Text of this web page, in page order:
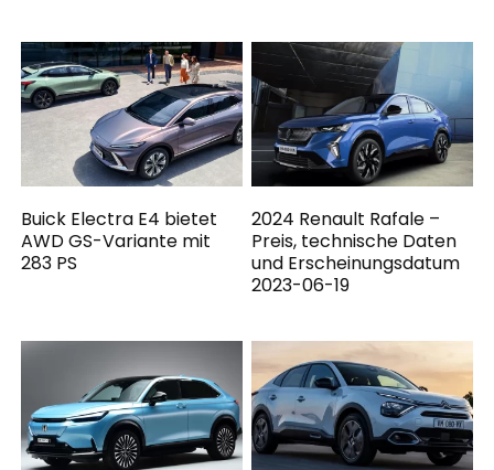
Buick Electra E4 bietet
AWD GS-Variante mit
283 PS
2024 Renault Rafale –
Preis, technische Daten
und Erscheinungsdatum
2023-06-19